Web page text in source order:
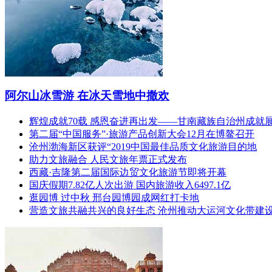
阿尔山冰雪游 在冰天雪地中撒欢
辉煌成就70载 感恩奋进再出发——甘南藏族自治州成就
第二届“中国服务”·旅游产品创新大会12月在博鳌召开
沧州渤海新区获评“2019中国最佳品质文化旅游目的地
助力文旅融合 人民文旅年票正式发布
西藏·吉隆第二届国际边贸文化旅游节即将开幕
国庆假期7.82亿人次出游 国内旅游收入6497.1亿
逛园博 过中秋 邢台园博园成网红打卡地
营造文旅共融共兴的良好生态 沧州推动大运河文化带建